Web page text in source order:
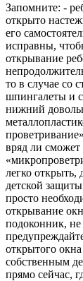
Запомните: -
открыто
его
исправны,
открывание
то в случае со
шпингалеты и
нижний
вряд ли сможет
легко открыть,
детской
просто
открывание
подоконник, не
открытого
собственным
прямо сейчас,